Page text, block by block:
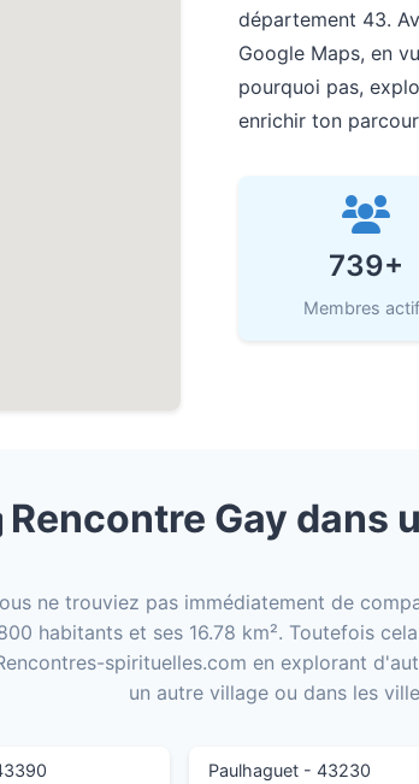
département 43.
Google Maps, en
pourquoi pas,
enrichir ton
739+
Membres
Rencontre Gay dans
ne trouviez pas immédiatement de
habitants et ses 16.78 km². Toutefois
spirituelles.com en explorant
un autre village ou dans les
Paulhaguet - 43230